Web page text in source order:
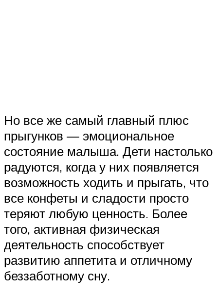
Но все же самый главный плюс
прыгунков — эмоциональное
состояние малыша. Дети настолько
радуются, когда у них появляется
возможность ходить и прыгать, что
все конфеты и сладости просто
теряют любую ценность. Более
того, активная физическая
деятельность способствует
развитию аппетита и отличному
беззаботному сну.